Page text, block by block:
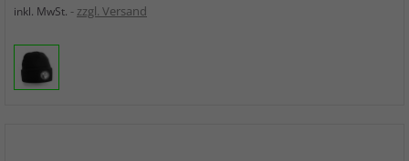
inkl. MwSt. zzgl. Versand